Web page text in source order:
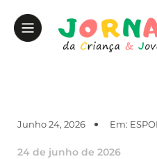
Junho 24, 2026 Em:
24 de junho de 2026